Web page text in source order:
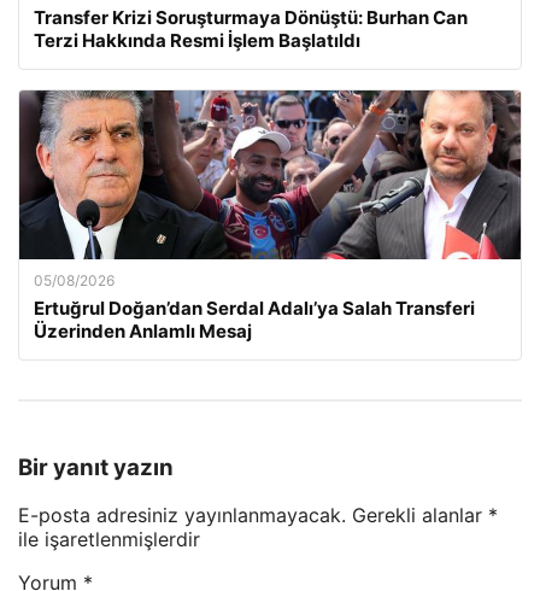
Transfer Krizi Soruşturmaya Dönüştü: Burhan Can
Terzi Hakkında Resmi İşlem Başlatıldı
05/08/2026
Ertuğrul Doğan’dan Serdal Adalı’ya Salah Transferi
Üzerinden Anlamlı Mesaj
Bir yanıt yazın
E-posta adresiniz yayınlanmayacak. Gerekli alanlar *
ile işaretlenmişlerdir
Yorum *